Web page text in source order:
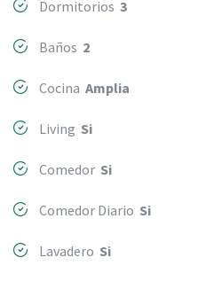
Dormitorios 3
Baños 2
Cocina Amplia
Living Si
Comedor Si
Comedor Diario Si
Lavadero Si